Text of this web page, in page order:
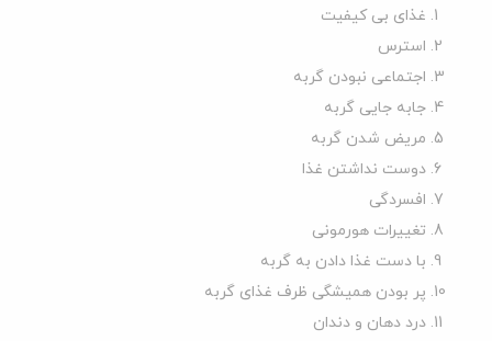
غذای بی کیفیت
استرس
اجتماعی نبودن گربه
جابه جایی گربه
مریض شدن گربه
دوست نداشتن غذا
افسردگی
تغییرات هورمونی
با دست غذا دادن به گربه
پر بودن همیشگی ظرف غذای گربه
درد دهان و دندان